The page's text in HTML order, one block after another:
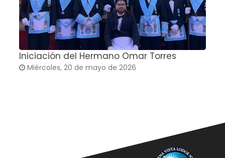
Iniciación del Hermano Omar Torres
Miércoles, 20 de mayo de 2026